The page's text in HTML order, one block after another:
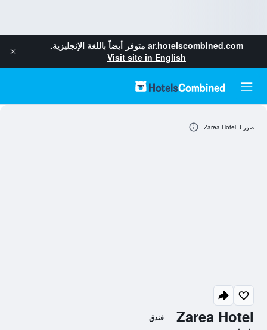
ar.hotelscombined.com متوفر أيضاً باللغة الإنجليزية.
Visit site in English
Zarea Hotel فندق
صور لـ Zarea Hotel